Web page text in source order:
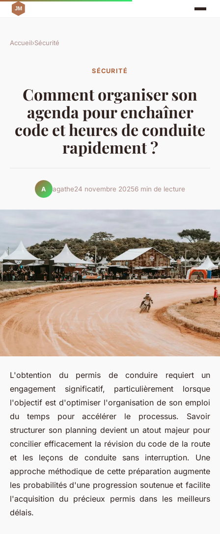
Accueil›Sécurité
SÉCURITÉ
Comment organiser son
agenda pour enchaîner
code et heures de conduite
rapidement ?
A agathe24 novembre 20256 min de lecture
L'obtention du permis de conduire requiert un
engagement significatif, particulièrement lorsque
l'objectif est d'optimiser l'organisation de son emploi
du temps pour accélérer le processus. Savoir
structurer son planning devient un atout majeur pour
concilier efficacement la révision du code de la route
et les leçons de conduite sans interruption. Une
approche méthodique de cette préparation augmente
les probabilités d'une progression soutenue et facilite
l'acquisition du précieux permis dans les meilleurs
délais.